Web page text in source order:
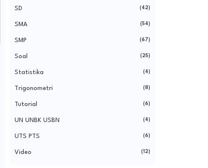
SD (42)
SMA (54)
SMP (67)
Soal (25)
Statistika (4)
Trigonometri (8)
Tutorial (6)
UN UNBK USBN (4)
UTS PTS (6)
Video (12)